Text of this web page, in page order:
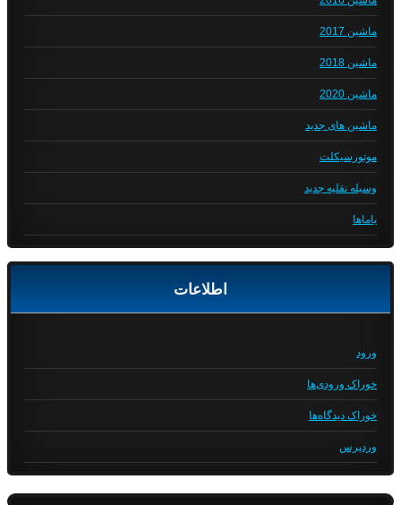
ماشین 2017
ماشین 2018
ماشین 2020
ماشین های جدید
موتورسیکلت
وسیله نقلیه جدید
یاماها
اطلاعات
ورود
خوراک ورودی‌ها
خوراک دیدگاه‌ها
وردپرس